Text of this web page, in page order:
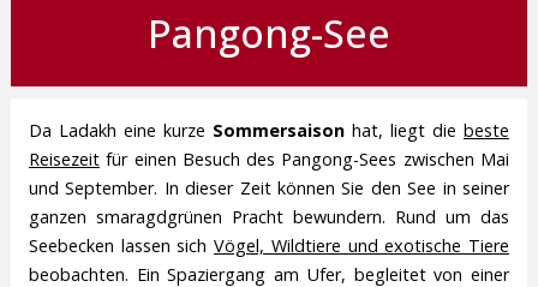
Pangong-See
Da Ladakh eine kurze Sommersaisonhat, liegt die beste
Reisezeitfür einen Besuch des Pangong-Sees zwischen Mai
und September. In dieser Zeit können Sie den See in seiner
ganzen smaragdgrünen Pracht bewundern. Rund um das
Seebecken lassen sichVögel, Wildtiere und exotische Tiere
beobachten. Ein Spaziergang am Ufer, begleitet von einer